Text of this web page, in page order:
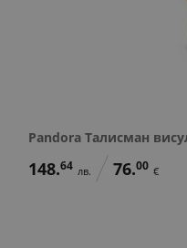
Pandora Талисман
148.64 лв. 76.00 €